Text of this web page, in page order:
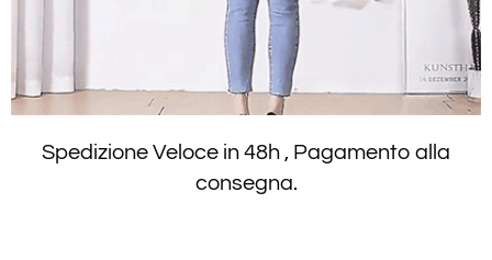
Spedizione Veloce in 48h , Pagamento alla
consegna.